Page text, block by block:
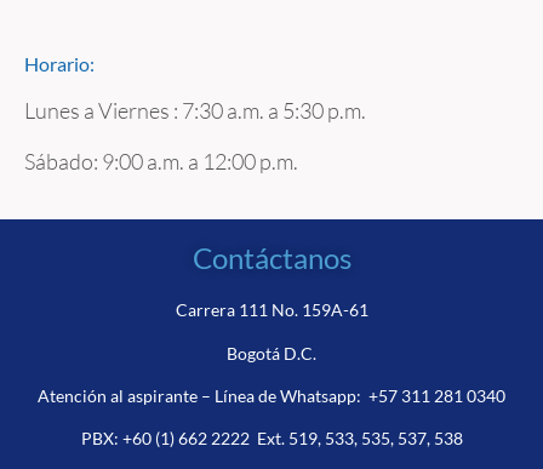
Horario:
Lunes a Viernes : 7:30 a.m. a 5:30 p.m.
Sábado: 9:00 a.m. a 12:00 p.m.
Contáctanos
Carrera 111 No. 159A-61
Bogotá D.C.
Atención al aspirante – Línea de Whatsapp: +57 311 281 0340
PBX: +60 (1) 662 2222Ext. 519, 533, 535, 537, 538